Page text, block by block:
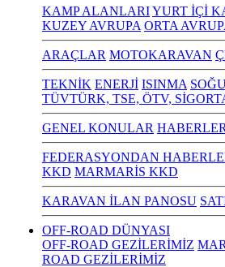
KAMP ALANLARIYURT İÇİ
KUZEY AVRUPA ORTA
ARAÇLAR MOTOKARAVAN
TEKNİK ENERJİ ISINMA
TÜVTÜRK, TSE, ÖTV,
GENEL KONULAR
FEDERASYONDAN
KKD MARMARİS KKD
KARAVAN İLAN PANOSU
OFF-ROAD DÜNYASI
OFF-ROAD GEZİLERİMİZ
ROAD GEZİLERİMİZ